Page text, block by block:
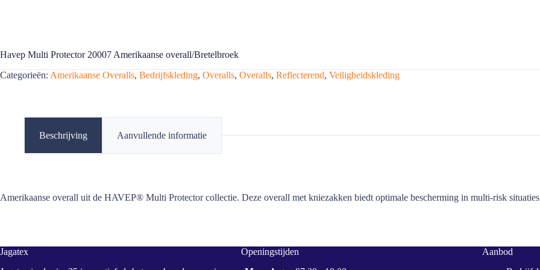
Havep Multi Protector 20007 Amerikaanse overall/Bretelbroek
Categorieën: Amerikaanse Overalls, Bedrijfskleding, Overalls, Overalls, Reflecterend, Veiligheidskleding
Beschrijving Aanvullende informatie
Amerikaanse overall uit de HAVEP® Multi Protector collectie. Deze overall met kniezakken biedt optimale bescherming in multi-risk
Jagatex
Openingstijden
Aanbod